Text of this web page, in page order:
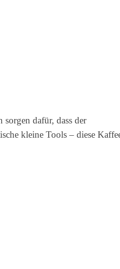
dafür, dass der
kleine Tools – diese